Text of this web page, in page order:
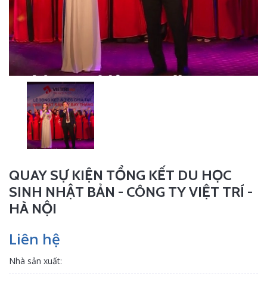
QUAY SỰ KIỆN TỔNG KẾT DU HỌC
SINH NHẬT BẢN - CÔNG TY VIỆT TRÍ -
HÀ NỘI
Liên hệ
Nhà sản xuất: